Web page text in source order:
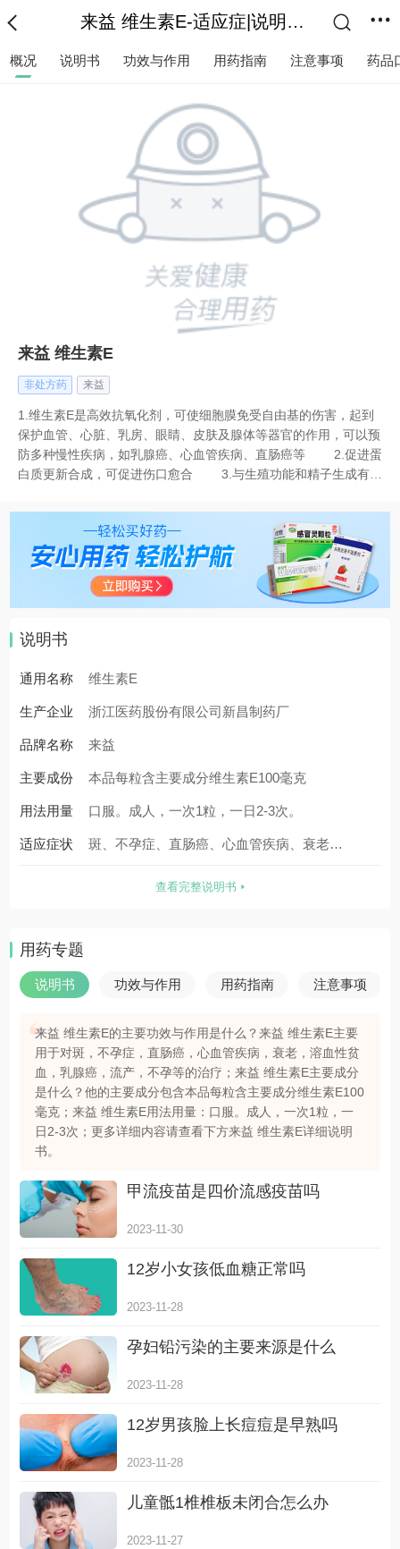
来益 维生素E-适应症|说明书|功效作用-复禾医药
概况 说明书 功效与作用 用药指南 注意事项 药品
来益 维生素E
非处方药 来益
1.维生素E是高效抗氧化剂，可使细胞膜免受自由基的伤害，起到
保护血管、心脏、乳房、眼睛、皮肤及腺体等器官的作用，可以预
防多种慢性疾病，如乳腺癌、心血管疾病、直肠癌等 2.促进蛋
白质更新合成，可促进伤口愈合 3.与生殖功能和精子生成有
说明书
通用名称 维生素E
生产企业 浙江医药股份有限公司新昌制药厂
品牌名称 来益
主要成份 本品每粒含主要成分维生素E100毫克
用法用量 口服。成人，一次1粒，一日2-3次。
适应症状 斑、不孕症、直肠癌、心血管疾病、衰老、
查看完整说明书
用药专题
说明书 功效与作用 用药指南 注意事项
来益 维生素E的主要功效与作用是什么？来益 维生素E主要
用于对斑，不孕症，直肠癌，心血管疾病，衰老，溶血性贫
血，乳腺癌，流产，不孕等的治疗；来益 维生素E主要成分
是什么？他的主要成分包含本品每粒含主要成分维生素E100
毫克；来益 维生素E用法用量：口服。成人，一次1粒，一
日2-3次；更多详细内容请查看下方来益 维生素E详细说明
书。
甲流疫苗是四价流感疫苗吗
2023-11-30
12岁小女孩低血糖正常吗
2023-11-28
孕妇铅污染的主要来源是什么
2023-11-28
12岁男孩脸上长痘痘是早熟吗
2023-11-28
儿童骶1椎椎板未闭合怎么办
2023-11-27